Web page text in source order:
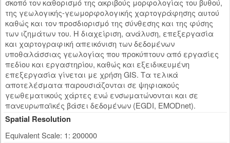
σκοπό τον καθορισμό της ακριβούς μορφολογίας του βυθού,
της γεωλογικής-γεωμορφολογικής χαρτογράφησης αυτού
καθώς και τον προσδιορισμό της σύνθεσης και της φύσης
των ιζημάτων του. Η διαχείριση, ανάλυση, επεξεργασία
και χαρτογραφική απεικόνιση των δεδομένων
υποθαλάσσιας γεωλογίας που προκύπτουν από εργασίες
πεδίου και εργαστηρίου, καθώς και εξειδικευμένη
επεξεργασία γίνεται με χρήση GIS. Τα τελικά
αποτελέσματα παρουσιάζονται σε ψηφιακούς
γεωθεματικούς χάρτες ενώ ενσωματώνονται και σε
πανευρωπαϊκές βάσει δεδομένων (EGDI, EMODnet).
Spatial Resolution
Equivalent Scale: 1: 200000